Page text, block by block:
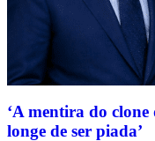
‘A mentira do clone
longe de ser piada’